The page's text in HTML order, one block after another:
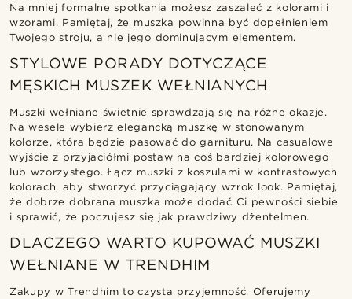
Na mniej formalne spotkania możesz zaszaleć z kolorami i
wzorami. Pamiętaj, że muszka powinna być dopełnieniem
Twojego stroju, a nie jego dominującym elementem.
STYLOWE PORADY DOTYCZĄCE
MĘSKICH MUSZEK WEŁNIANYCH
Muszki wełniane świetnie sprawdzają się na różne okazje.
Na wesele wybierz elegancką muszkę w stonowanym
kolorze, która będzie pasować do garnituru. Na casualowe
wyjście z przyjaciółmi postaw na coś bardziej kolorowego
lub wzorzystego. Łącz muszki z koszulami w kontrastowych
kolorach, aby stworzyć przyciągający wzrok look. Pamiętaj,
że dobrze dobrana muszka może dodać Ci pewności siebie
i sprawić, że poczujesz się jak prawdziwy dżentelmen.
DLACZEGO WARTO KUPOWAĆ MUSZKI
WEŁNIANE W TRENDHIM
Zakupy w Trendhim to czysta przyjemność. Oferujemy